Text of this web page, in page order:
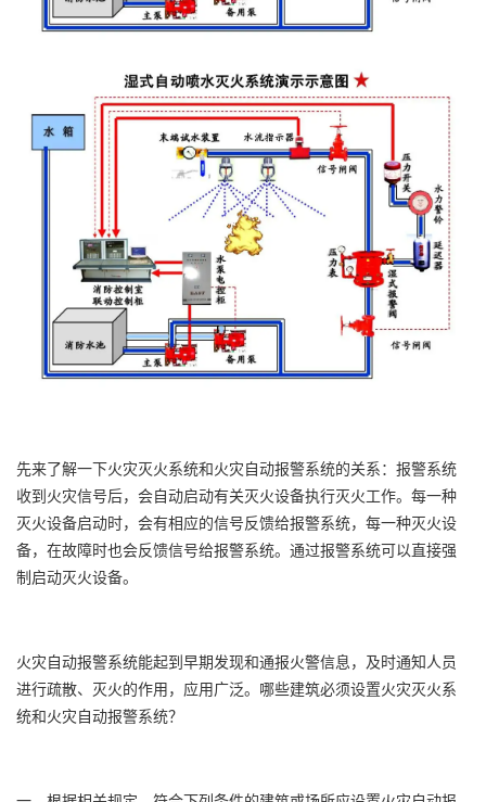
先来了解一下火灾灭火系统和火灾自动报警系统的关系：报警系统
收到火灾信号后，会自动启动有关灭火设备执行灭火工作。每一种
灭火设备启动时，会有相应的信号反馈给报警系统，每一种灭火设
备，在故障时也会反馈信号给报警系统。通过报警系统可以直接强
制启动灭火设备。
火灾自动报警系统能起到早期发现和通报火警信息，及时通知人员
进行疏散、灭火的作用，应用广泛。哪些建筑必须设置火灾灭火系
统和火灾自动报警系统？